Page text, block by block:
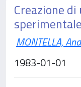
Creazione
MONTELLA,
1983-01-01